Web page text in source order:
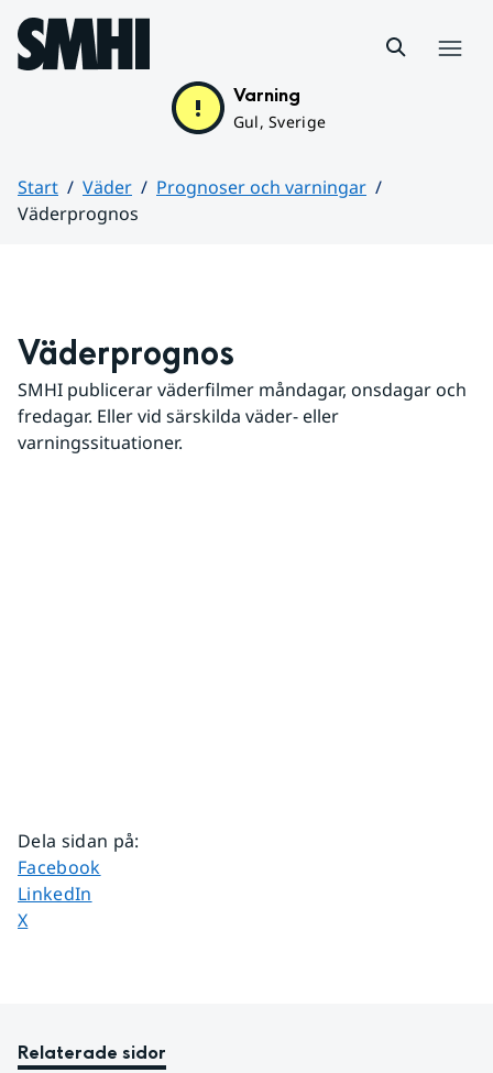
Hoppa till sidans innehåll
Varning
Gul, Sverige
Start Väder
Prognoser och varningar
Väderprognos
Väderprognos
SMHI publicerar väderfilmer måndagar, onsdagar och
fredagar. Eller vid särskilda väder- eller
varningssituationer.
Dela sidan på:
Dela sidan på
Facebook
Dela sidan på
LinkedIn
Dela sidan på
X
Relaterade sidor